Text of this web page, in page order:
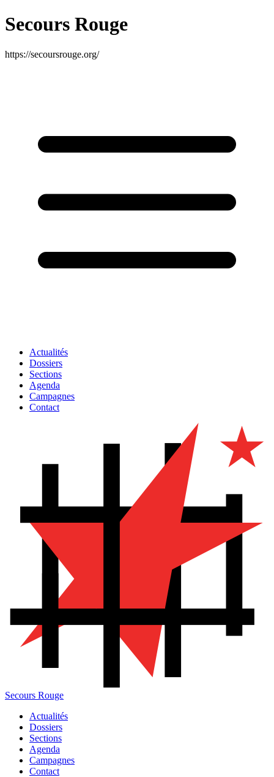
Secours Rouge
https://secoursrouge.org/
Actualités
Dossiers
Sections
Agenda
Campagnes
Contact
Secours Rouge
Actualités
Dossiers
Sections
Agenda
Campagnes
Contact